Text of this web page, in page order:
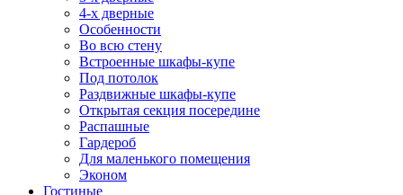
4-х дверные
Особенности
Во всю стену
Встроенные шкафы-купе
Под потолок
Раздвижные шкафы-купе
Открытая секция посередине
Распашные
Гардероб
Для маленького помещения
Эконом
Гостиные